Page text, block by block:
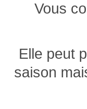
Vous
Elle peut
saison